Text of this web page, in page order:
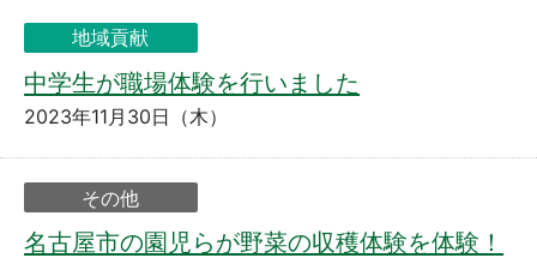
地域貢献
中学生が職場体験を行いました
2023年11月30日（木）
その他
名古屋市の園児らが野菜の収穫体験を体験！